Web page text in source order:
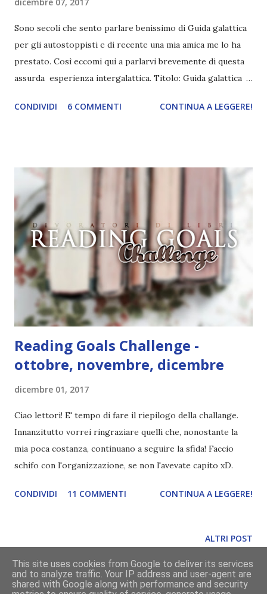
Sono secoli che sento parlare benissimo di Guida galattica
per gli autostoppisti e di recente una mia amica me lo ha
prestato. Così eccomi qui a parlarvi brevemente di questa
assurda esperienza intergalattica. Titolo: Guida galattica
Editore: Mondadori Anno: 1979 (in patria) Compra su
giallo. A orbitare intorno a esso, alla distanza di
centoquarantanove milioni di chilometri, c'è un piccolo,
trascurabilissimo pianeta azzurro-verde, le cui forme di
vita, discendenti dalle scimmie, sono così incredibilmente
primitive che credono ancora che gli orologi da polso
digitali siano un'ottima invenzione... Recensione Questa
sarà un'altra delle mie recensioni chiamate così giusto per
comodità perché è complicato parlare di un cl...
CONDIVIDI 6 COMMENTI CONTINUA A LEGGERE!
Reading Goals Challenge -
ottobre, novembre, dicembre
dicembre 01, 2017
Ciao lettori! E' tempo di fare il riepilogo della challange.
Innanzitutto vorrei ringraziare quelli che, nonostante la
mia poca costanza, continuano a seguire la sfida! Faccio
schifo con l'organizzazione, se non l'avevate capito xD.
CONDIVIDI 11 COMMENTI CONTINUA A LEGGERE!
ALTRI POST
Powered by Blogger
This site uses cookies from Google to deliver its services
and to analyze traffic. Your IP address and user-agent are
shared with Google along with performance and security